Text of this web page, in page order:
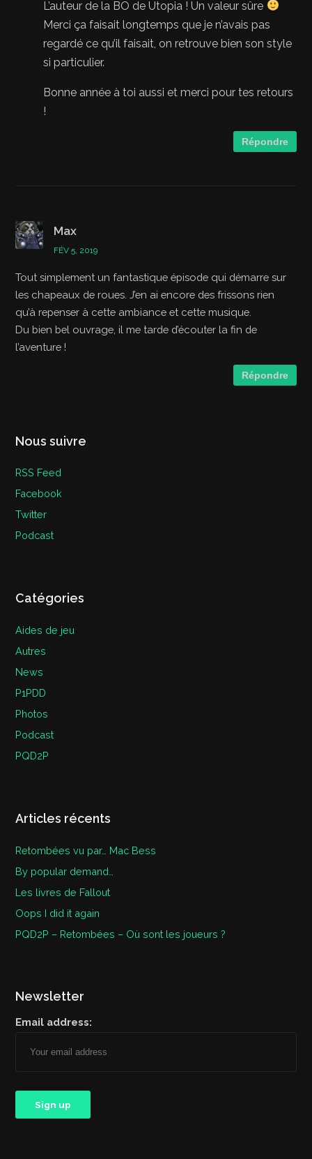
L’auteur de la BO de Utopia ! Un valeur sûre
Merci ça faisait longtemps que je n’avais pas
regardé ce qu’il faisait, on retrouve bien son style
si particulier.
Bonne année à toi aussi et merci pour tes retours
!
Répondre
Max
FÉV 5, 2019
Tout simplement un fantastique épisode qui démarre sur
les chapeaux de roues. J’en ai encore des frissons rien
qu’à repenser à cette ambiance et cette musique.
Du bien bel ouvrage, il me tarde d’écouter la fin de
l’aventure !
Répondre
Nous suivre
RSS Feed
Facebook
Twitter
Podcast
Catégories
Aides de jeu
Autres
News
P1PDD
Photos
Podcast
PQD2P
Articles récents
Retombées vu par… Mac Bess
By popular demand…
Les livres de Fallout
Oops I did it again
PQD2P – Retombées – Où sont les joueurs ?
Newsletter
Email address: